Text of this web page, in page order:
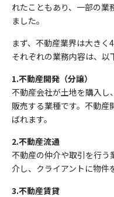
れたこともあり、一部の業
ました。
まず、不動産業界は大きく
それぞれの業務内容は、以
1.不動産開発（分譲）
不動産会社が土地を購入し
販売する業種です。不動
ばれます。
2.不動産流通
不動産の仲介や取引を行う
介し、クライアントに物件
3.不動産賃貸